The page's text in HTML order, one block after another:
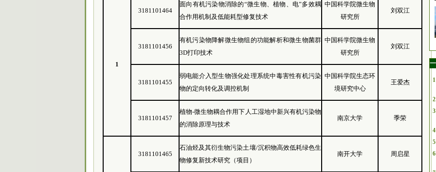
1
3181101464
面向有机污染物消除的“微生物、植物、电”多效耦
合作用机制及低能耗型修复技术
中国科学院微生物
研究所
刘双江
3181101456
有机污染物降解微生物组的功能解析和微生物菌群
3D打印技术
中国科学院微生物
研究所
刘双江
3181101455
弱电能介入型生物强化处理系统中毒害性有机污染
物的定向转化及调控机制
中国科学院生态环
境研究中心
王爱杰
3181101457
植物-微生物耦合作用下人工湿地中新兴有机污染物
的消除原理与技术
南京大学 季荣
3181101465
石油烃及其衍生物污染土壤/沉积物高效低耗绿色生
物修复新技术研究（项目）
南开大学 周启星
1
2
3
4
5
6